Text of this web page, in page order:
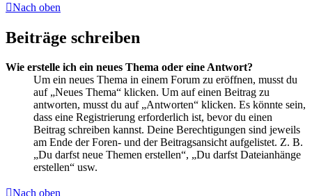
Nach oben
Beiträge schreiben
Wie erstelle ich ein neues Thema oder eine Antwort?
Um ein neues Thema in einem Forum zu eröffnen, musst du
auf „Neues Thema“ klicken. Um auf einen Beitrag zu
antworten, musst du auf „Antworten“ klicken. Es könnte sein,
dass eine Registrierung erforderlich ist, bevor du einen
Beitrag schreiben kannst. Deine Berechtigungen sind jeweils
am Ende der Foren- und der Beitragsansicht aufgelistet. Z. B.
„Du darfst neue Themen erstellen“, „Du darfst Dateianhänge
erstellen“ usw.
Nach oben